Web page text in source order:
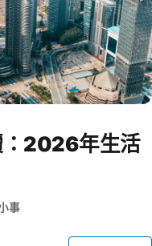
：2026年生活
事